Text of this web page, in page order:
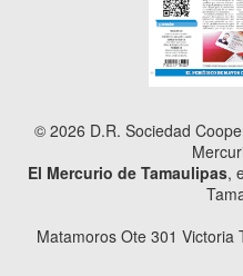
© 2026 D.R. Sociedad
El Mercurio de Tamaulipas,
Matamoros Ote 301 Victoria